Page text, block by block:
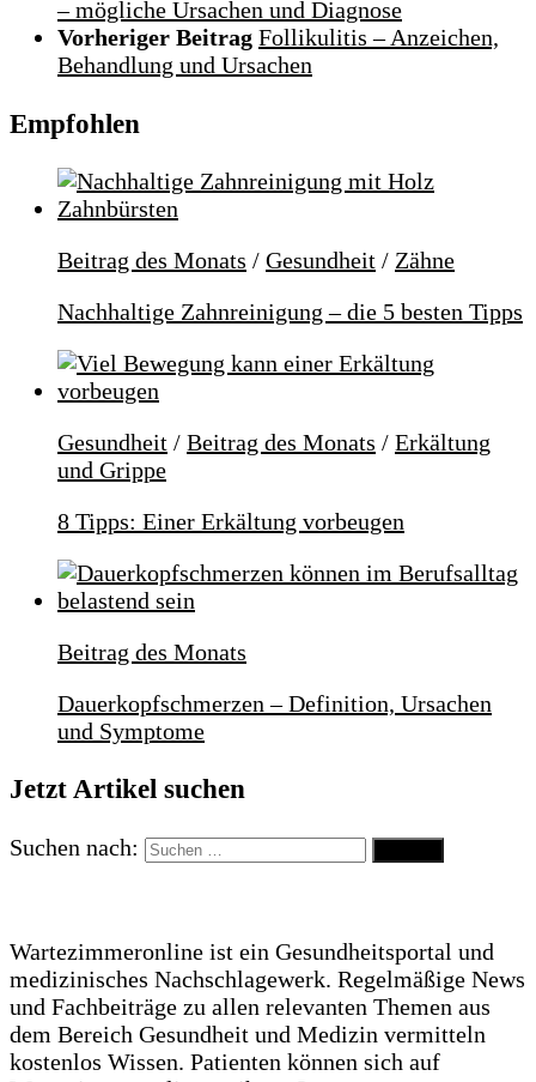
– mögliche Ursachen und Diagnose
Vorheriger Beitrag Follikulitis – Anzeichen,
Behandlung und Ursachen
Empfohlen
Beitrag des Monats / Gesundheit / Zähne
Nachhaltige Zahnreinigung – die 5 besten Tipps
Gesundheit / Beitrag des Monats / Erkältung
und Grippe
8 Tipps: Einer Erkältung vorbeugen
Beitrag des Monats
Dauerkopfschmerzen – Definition, Ursachen
und Symptome
Jetzt Artikel suchen
Suchen nach:
Wartezimmeronline ist ein Gesundheitsportal und
medizinisches Nachschlagewerk. Regelmäßige News
und Fachbeiträge zu allen relevanten Themen aus
dem Bereich Gesundheit und Medizin vermitteln
kostenlos Wissen. Patienten können sich auf